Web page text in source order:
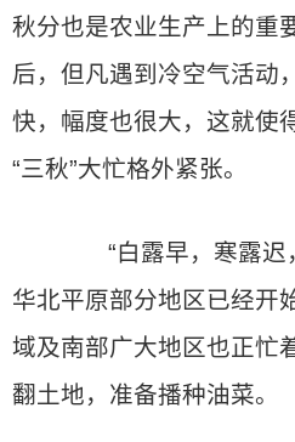
秋分也是农业生产上的重
后，但凡遇到冷空气活动
快，幅度也很大，这就使
“三秋”大忙格外紧张。
“白露早，寒露迟
华北平原部分地区已经开
域及南部广大地区也正忙
翻土地，准备播种油菜。